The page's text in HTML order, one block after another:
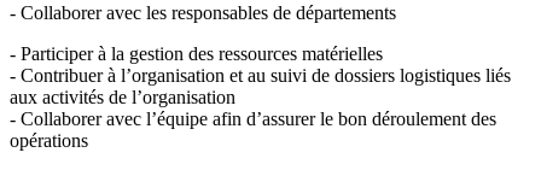
- Collaborer avec les responsables de départements
- Participer à la gestion des ressources matérielles
- Contribuer à l’organisation et au suivi de dossiers logistiques liés
aux activités de l’organisation
- Collaborer avec l’équipe afin d’assurer le bon déroulement des
opérations